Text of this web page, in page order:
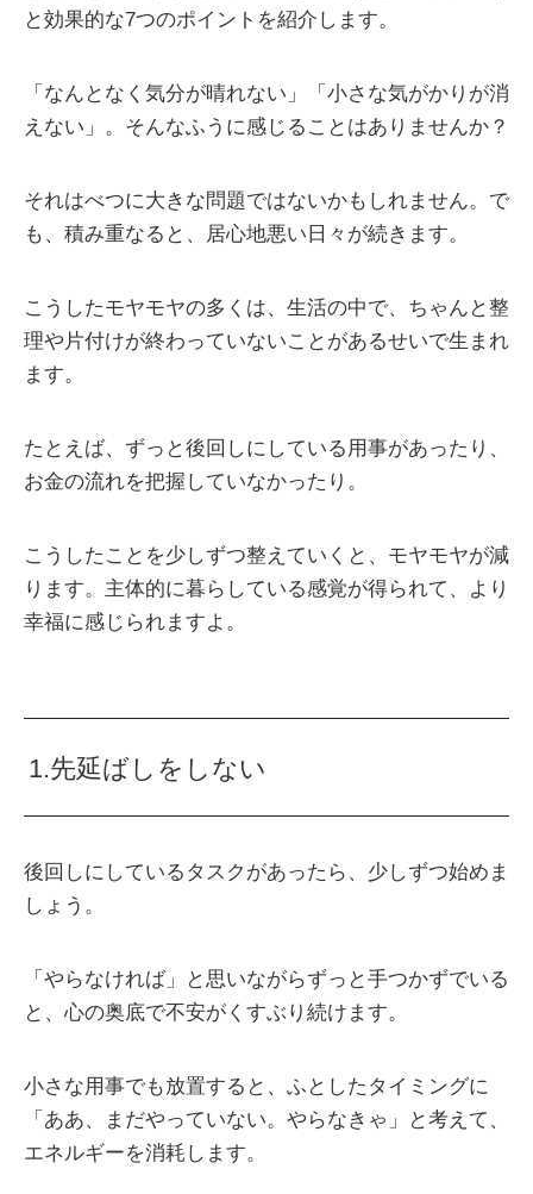
と効果的な7つのポイントを紹介します。
「なんとなく気分が晴れない」「小さな気がかりが消
えない」。そんなふうに感じることはありませんか？
それはべつに大きな問題ではないかもしれません。で
も、積み重なると、居心地悪い日々が続きます。
こうしたモヤモヤの多くは、生活の中で、ちゃんと整
理や片付けが終わっていないことがあるせいで生まれ
ます。
たとえば、ずっと後回しにしている用事があったり、
お金の流れを把握していなかったり。
こうしたことを少しずつ整えていくと、モヤモヤが減
ります。主体的に暮らしている感覚が得られて、より
幸福に感じられますよ。
1.先延ばしをしない
後回しにしているタスクがあったら、少しずつ始めま
しょう。
「やらなければ」と思いながらずっと手つかずでいる
と、心の奥底で不安がくすぶり続けます。
小さな用事でも放置すると、ふとしたタイミングに
「ああ、まだやっていない。やらなきゃ」と考えて、
エネルギーを消耗します。